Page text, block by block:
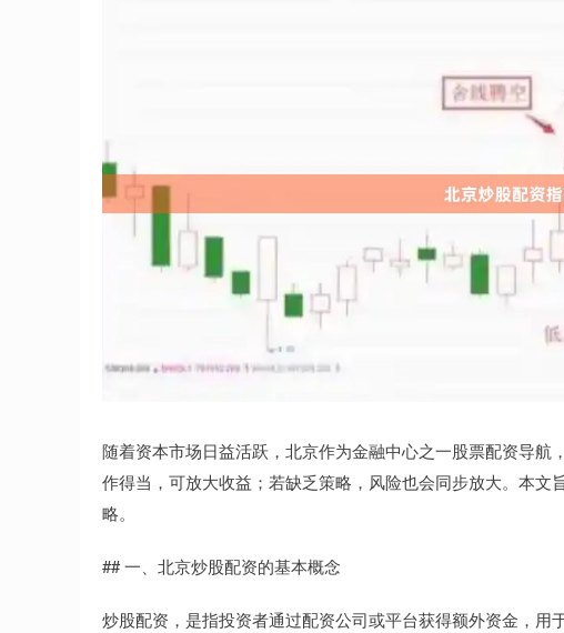
随着资本市场日益活跃，北京作为金融中心之一股票配资导
作得当，可放大收益；若缺乏策略，风险也会同步放大。本
略。
## 一、北京炒股配资的基本概念
炒股配资，是指投资者通过配资公司或平台获得额外资金，